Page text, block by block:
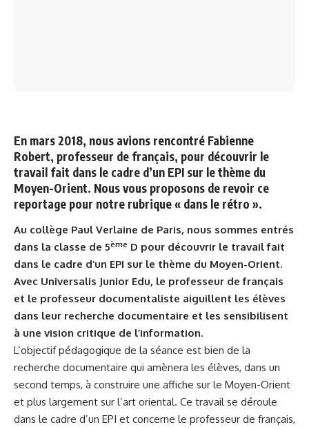
En mars 2018, nous avions rencontré Fabienne
Robert, professeur de français, pour découvrir le
travail fait dans le cadre d’un EPI sur le thème du
Moyen-Orient. Nous vous proposons de revoir ce
reportage pour notre rubrique « dans le rétro ».
Au collège Paul Verlaine de Paris, nous sommes entrés
dans la classe de 5ème D pour découvrir le travail fait
dans le cadre d’un EPI sur le thème du Moyen-Orient.
Avec Universalis Junior Edu, le professeur de français
et le professeur documentaliste aiguillent les élèves
dans leur recherche documentaire et les sensibilisent
à une vision critique de l’information.
L’objectif pédagogique de la séance est bien de la
recherche documentaire qui amènera les élèves, dans un
second temps, à construire une affiche sur le Moyen-Orient
et plus largement sur l’art oriental. Ce travail se déroule
dans le cadre d’un EPI et concerne le professeur de français,